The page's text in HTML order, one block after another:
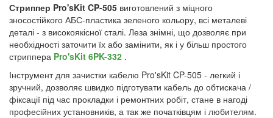
Стриппер Pro'sKit CP-505 виготовлений з міцного
зносостійкого АБС-пластика зеленого кольору, всі металеві
деталі - з високоякісної сталі. Леза знімні, що дозволяє при
необхідності заточити їх або замінити, як і у більш простого
стриппера Pro'sKit 6PK-332 .
Інструмент для зачистки кабелю Pro'sKit CP-505 - легкий і
зручний, дозволяє швидко підготувати кабель до обтискача /
фіксації під час прокладки і ремонтних робіт, стане в нагоді
професійних установників, а так же початківцям і любителям.